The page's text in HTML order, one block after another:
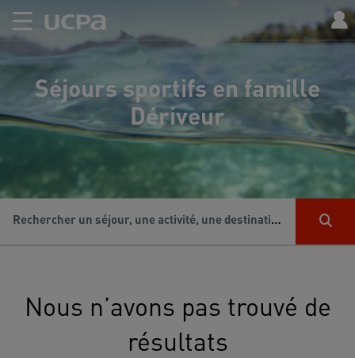
Séjours sportifs en famille
Dériveur
Rechercher un séjour, une activité, une destination...
Nous n’avons pas trouvé de
résultats